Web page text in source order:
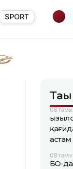
SPORT
08
08
БҚО-